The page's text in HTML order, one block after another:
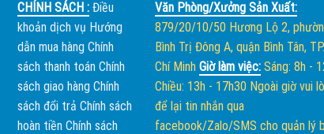
CHÍNH SÁCH : Điều
khoản dịch vụ Hướng
dẫn mua hàng Chính
sách thanh toán Chính
sách giao hàng Chính
sách đổi trả Chính sách
hoàn tiền Chính sách
Văn Phòng/Xưởng Sản Xuất:
879/20/10/50 Hương Lộ 2,
Bình Trị Đông A, quận Bình Tân,
Chí Minh Giờ làm việc: Sáng: 8h -
Chiều: 13h - 17h30 Ngoài giờ vui
để lại tin nhắn qua
facebook/Zalo/SMS cho quản lý